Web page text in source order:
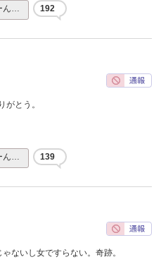
ん… 192
がとう。
ん… 139
ないし女ですらない。奇跡。